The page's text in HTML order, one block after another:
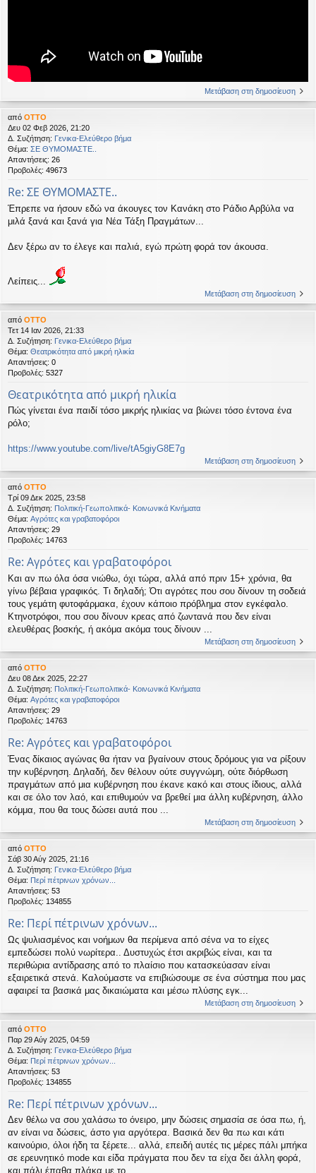
Μετάβαση στη δημοσίευση
από OTTO
Δευ 02 Φεβ 2026, 21:20
Δ. Συζήτηση: Γενικα-Ελεύθερο βήμα
Θέμα: ΣΕ ΘΥΜΟΜΑΣΤΕ..
Απαντήσεις: 26
Προβολές: 49673
Re: ΣΕ ΘΥΜΟΜΑΣΤΕ..
Έπρεπε να ήσουν εδώ να άκουγες τον Κανάκη στο Ράδιο Αρβύλα να
μιλά ξανά και ξανά για Νέα Τάξη Πραγμάτων...
Δεν ξέρω αν το έλεγε και παλιά, εγώ πρώτη φορά τον άκουσα.
Λείπεις...
Μετάβαση στη δημοσίευση
από OTTO
Τετ 14 Ιαν 2026, 21:33
Δ. Συζήτηση: Γενικα-Ελεύθερο βήμα
Θέμα: Θεατρικότητα από μικρή ηλικία
Απαντήσεις: 0
Προβολές: 5327
Θεατρικότητα από μικρή ηλικία
Πώς γίνεται ένα παιδί τόσο μικρής ηλικίας να βιώνει τόσο έντονα ένα
ρόλο;
https://www.youtube.com/live/tA5giyG8E7g
Μετάβαση στη δημοσίευση
από OTTO
Τρί 09 Δεκ 2025, 23:58
Δ. Συζήτηση: Πολιτική-Γεωπολιτικά- Κοινωνικά Κινήματα
Θέμα: Αγρότες και γραβατοφόροι
Απαντήσεις: 29
Προβολές: 14763
Re: Αγρότες και γραβατοφόροι
Και αν πω όλα όσα νιώθω, όχι τώρα, αλλά από πριν 15+ χρόνια, θα
γίνω βέβαια γραφικός. Τι δηλαδή; Ότι αγρότες που σου δίνουν τη σοδειά
τους γεμάτη φυτοφάρμακα, έχουν κάποιο πρόβλημα στον εγκέφαλο.
Κτηνοτρόφοι, που σου δίνουν κρεας από ζωντανά που δεν είναι
ελευθέρας βοσκής, ή ακόμα ακόμα τους δίνουν ...
Μετάβαση στη δημοσίευση
από OTTO
Δευ 08 Δεκ 2025, 22:27
Δ. Συζήτηση: Πολιτική-Γεωπολιτικά- Κοινωνικά Κινήματα
Θέμα: Αγρότες και γραβατοφόροι
Απαντήσεις: 29
Προβολές: 14763
Re: Αγρότες και γραβατοφόροι
Ένας δίκαιος αγώνας θα ήταν να βγαίνουν στους δρόμους για να ρίξουν
την κυβέρνηση. Δηλαδή, δεν θέλουν ούτε συγγνώμη, ούτε διόρθωση
πραγμάτων από μια κυβέρνηση που έκανε κακό και στους ίδιους, αλλά
και σε όλο τον λαό, και επιθυμούν να βρεθεί μια άλλη κυβέρνηση, άλλο
κόμμα, που θα τους δώσει αυτά που ...
Μετάβαση στη δημοσίευση
από OTTO
Σάβ 30 Αύγ 2025, 21:16
Δ. Συζήτηση: Γενικα-Ελεύθερο βήμα
Θέμα: Περί πέτρινων χρόνων...
Απαντήσεις: 53
Προβολές: 134855
Re: Περί πέτρινων χρόνων...
Ως ψυλιασμένος και νοήμων θα περίμενα από σένα να το είχες
εμπεδώσει πολύ νωρίτερα.. Δυστυχώς έτσι ακριβώς είναι, και τα
περιθώρια αντίδρασης από το πλαίσιο που κατασκεύασαν είναι
εξαιρετικά στενά. Καλούμαστε να επιβιώσουμε σε ένα σύστημα που μας
αφαιρεί τα βασικά μας δικαιώματα και μέσω πλύσης εγκ...
Μετάβαση στη δημοσίευση
από OTTO
Παρ 29 Αύγ 2025, 04:59
Δ. Συζήτηση: Γενικα-Ελεύθερο βήμα
Θέμα: Περί πέτρινων χρόνων...
Απαντήσεις: 53
Προβολές: 134855
Re: Περί πέτρινων χρόνων...
Δεν θέλω να σου χαλάσω το όνειρο, μην δώσεις σημασία σε όσα πω, ή,
αν είναι να δώσεις, άστο για αργότερα. Βασικά δεν θα πω και κάτι
καινούριο, όλοι ήδη τα ξέρετε... αλλά, επειδή αυτές τις μέρες πάλι μπήκα
σε ερευνητικό mode και είδα πράγματα που δεν τα είχα δει άλλη φορά,
και πάλι έπαθα πλάκα με το ...